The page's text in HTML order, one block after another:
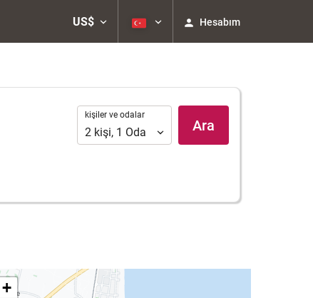
US$ Hesabım
kişiler
ve
odalar
kişiler ve odalar
2 kişi, 1 Oda Ara
+